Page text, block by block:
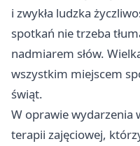
i zwykła ludzka
spotkań nie trzeba
nadmiarem słów.
wszystkim miejscem
świąt.
W oprawie wydarzenia
terapii zajęciowej,